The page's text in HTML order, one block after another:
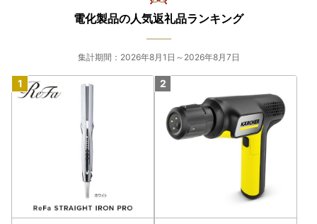
電化製品の人気返礼品ランキング
集計期間：2026年8月1日～2026年8月7日